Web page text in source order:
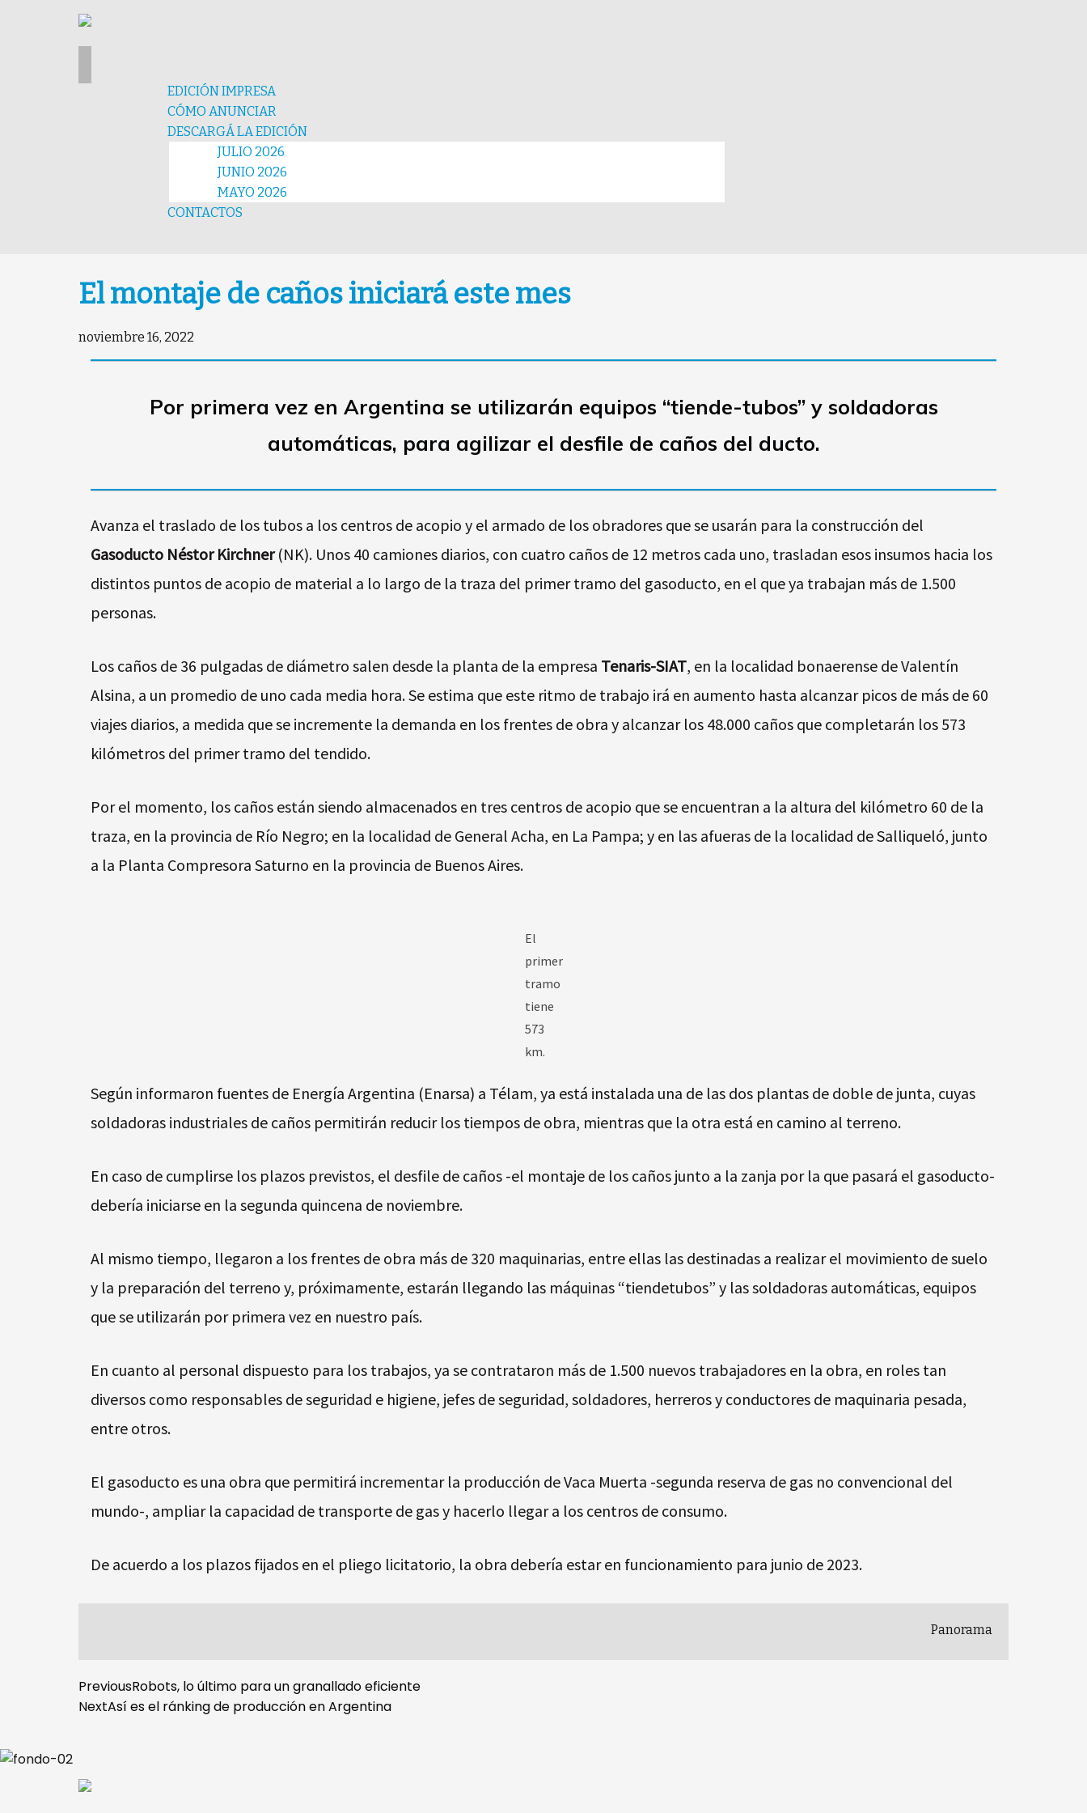
EDICIÓN IMPRESA
CÓMO ANUNCIAR
DESCARGÁ LA EDICIÓN
JULIO 2026
JUNIO 2026
MAYO 2026
CONTACTOS
El montaje de caños iniciará este mes
noviembre 16, 2022
Por primera vez en Argentina se utilizarán equipos “tiende-tubos” y soldadoras
automáticas, para agilizar el desfile de caños del ducto.
Avanza el traslado de los tubos a los centros de acopio y el armado de los obradores que se usarán para la construcción del
Gasoducto Néstor Kirchner(NK). Unos 40 camiones diarios, con cuatro caños de 12 metros cada uno, trasladan esos insumos hacia los
distintos puntos de acopio de material a lo largo de la traza del primer tramo del gasoducto, en el que ya trabajan más de 1.500
personas.
Los caños de 36 pulgadas de diámetro salen desde la planta de la empresa Tenaris-SIAT, en la localidad bonaerense de Valentín
Alsina, a un promedio de uno cada media hora. Se estima que este ritmo de trabajo irá en aumento hasta alcanzar picos de más de 60
viajes diarios, a medida que se incremente la demanda en los frentes de obra y alcanzar los 48.000 caños que completarán los 573
kilómetros del primer tramo del tendido.
Por el momento, los caños están siendo almacenados en tres centros de acopio que se encuentran a la altura del kilómetro 60 de la
traza, en la provincia de Río Negro; en la localidad de General Acha, en La Pampa; y en las afueras de la localidad de Salliqueló, junto
a la Planta Compresora Saturno en la provincia de Buenos Aires.
El
primer
tramo
tiene
573
km.
Según informaron fuentes de Energía Argentina (Enarsa) a Télam, ya está instalada una de las dos plantas de doble de junta, cuyas
soldadoras industriales de caños permitirán reducir los tiempos de obra, mientras que la otra está en camino al terreno.
En caso de cumplirse los plazos previstos, el desfile de caños -el montaje de los caños junto a la zanja por la que pasará el gasoducto-
debería iniciarse en la segunda quincena de noviembre.
Al mismo tiempo, llegaron a los frentes de obra más de 320 maquinarias, entre ellas las destinadas a realizar el movimiento de suelo
y la preparación del terreno y, próximamente, estarán llegando las máquinas “tiendetubos” y las soldadoras automáticas, equipos
que se utilizarán por primera vez en nuestro país.
En cuanto al personal dispuesto para los trabajos, ya se contrataron más de 1.500 nuevos trabajadores en la obra, en roles tan
diversos como responsables de seguridad e higiene, jefes de seguridad, soldadores, herreros y conductores de maquinaria pesada,
entre otros.
El gasoducto es una obra que permitirá incrementar la producción de Vaca Muerta -segunda reserva de gas no convencional del
mundo-, ampliar la capacidad de transporte de gas y hacerlo llegar a los centros de consumo.
De acuerdo a los plazos fijados en el pliego licitatorio, la obra debería estar en funcionamiento para junio de 2023.
Panorama
PreviousRobots, lo último para un granallado eficiente
NextAsí es el ránking de producción en Argentina